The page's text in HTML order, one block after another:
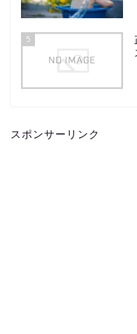
5
スポンサーリンク